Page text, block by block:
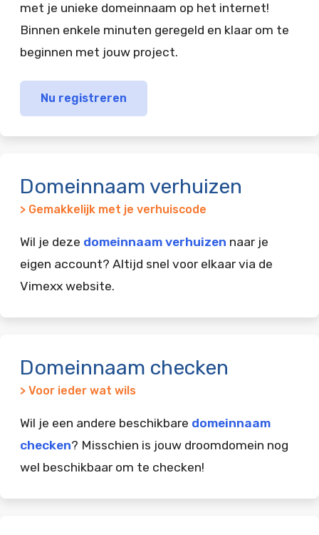
met je unieke domeinnaam op het internet!
Binnen enkele minuten geregeld en klaar om te
beginnen met jouw project.
Nu registreren
Domeinnaam verhuizen
> Gemakkelijk met je verhuiscode
Wil je deze domeinnaam verhuizen naar je
eigen account? Altijd snel voor elkaar via de
Vimexx website.
Domeinnaam checken
> Voor ieder wat wils
Wil je een andere beschikbare domeinnaam
checken? Misschien is jouw droomdomein nog
wel beschikbaar om te checken!